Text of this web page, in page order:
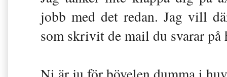
jobb med det redan. Jag vill
som skrivit de mail du svarar på